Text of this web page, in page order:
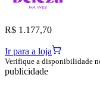
R$ 1.177,70
Ir para a loja
Verifique a disponibilidade
publicidade